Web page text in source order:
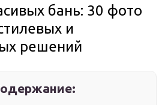
бань: 30 фото
и
решений